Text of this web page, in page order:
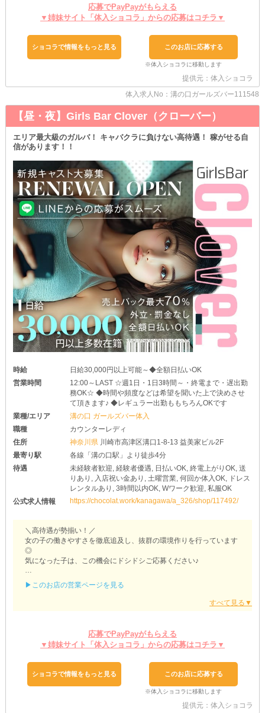
遠方にお住まいの子も、金欠の子もご安心を！
面接交通費を支給しているので、負担なく当店にお越しいただけま
お財布事情の心配なんて必要ありません♪
「実際に勤務してみたらイメージと違った…」
お試しで何回か働けるから、あなたの気になるポイントをじっくり
ミスマッチを防いで夜職を始められるため、ギャップがなく長くお
仕事を続けられることでしょう♪
＼ちなみに／
ご応募に関係なく、お問い合わせやご相談も大歓迎なのでご安心
を！
「こういう風にバイトしたいけど大丈夫なのかな？？」
なんて迷っている子がいたらぜひ気兼ねなくご連絡ください♪
応募でPayPayがもらえる
▼姉妹サイト「体入ショコラ」からの応募はコチラ▼
ショコラで情報をもっと見る このお店に応募する
提供元：体入ショコラ
体入求人No：溝の口ガールズバー111548
【昼・夜】Girls Bar Clover（クローバー）
エリア最大級のガルバ！ キャバクラに負けない高待遇！ 稼がせる自
信があります！！
時給
日給30,000円以上可能～◆全額日払いOK
営業時間
12:00～LAST ☆週1日・1日3時間～・終電まで・遅出勤
務OK☆ ◆時間や頻度などは希望を聞いた上で決めさせ
て頂きます♪ ◆レギュラー出勤ももちろんOKです
業種/エリア
溝の口 ガールズバー体入
職種
カウンターレディ
住所
神奈川県 川崎市高津区溝口1-8-13 益美家ビル2F
最寄り駅
各線「溝の口駅」より徒歩4分
待遇
未経験者歓迎, 経験者優遇, 日払いOK, 終電上がりOK, 送
りあり, 入店祝い金あり, 土曜営業, 何回か体入OK, ドレス
レンタルあり, 3時間以内OK, Wワーク歓迎, 私服OK
公式求人情報
https://chocolat.work/kanagawa/a_326/shop/117492/
＼高待遇が勢揃い！／
女の子の働きやすさを徹底追及し、抜群の環境作りを行っています
◎
気になった子は、この機会にドシドシご応募ください♪
当店は、ナイトワークに初挑戦する子も"積極的に採用中"！
ベテランスタッフが、慣れるまでしっかりフォローします！
あなたもすぐに1人前に慣れることでしょう♪
すでにご経歴をお持ちの子は、好条件で入店できるチャンスです！
"即戦力"としてお迎えするので、本入の際は給与面・待遇面を優遇
します◎
希望の条件があれば、ぜひ面接時にお話しください！
［クローバー］で理想のナイトワークライフを叶えていきましょう
▶このお店の営業ページを見る
応募でPayPayがもらえる
▼姉妹サイト「体入ショコラ」からの応募はコチラ▼
ショコラで情報をもっと見る このお店に応募する
提供元：体入ショコラ